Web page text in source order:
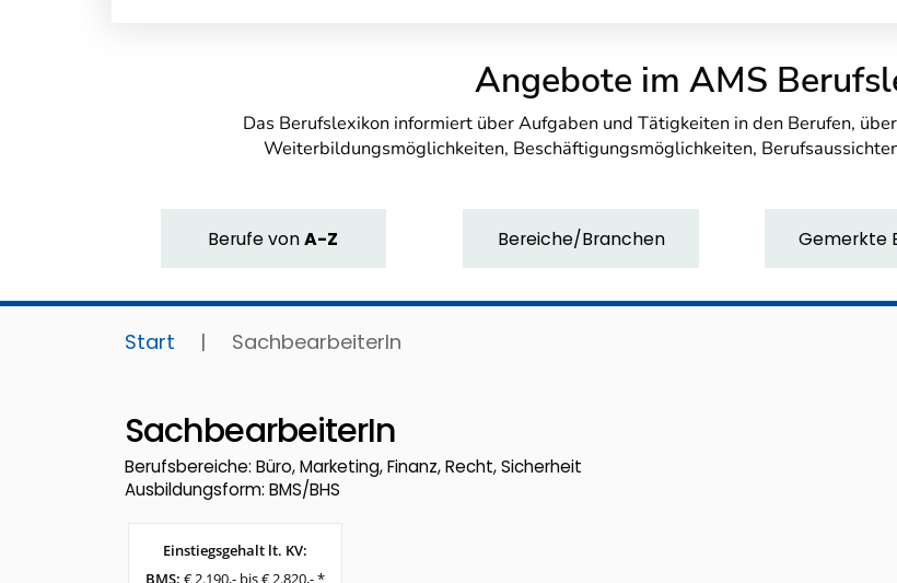
Angebote im AMS
Das Berufslexikon informiert über Aufgaben und Tätigkeiten in den Berufen,
Weiterbildungsmöglichkeiten, Beschäftigungsmöglichkeiten,
BerufevonA-Z Bereiche/Branchen Gemerkte
Start | SachbearbeiterIn
SachbearbeiterIn
Berufsbereiche: Büro, Marketing, Finanz, Recht, Sicherheit
Ausbildungsform: BMS/BHS
Einstiegsgehalt lt. KV:
BMS: € 2.190,- bis € 2.820,- *